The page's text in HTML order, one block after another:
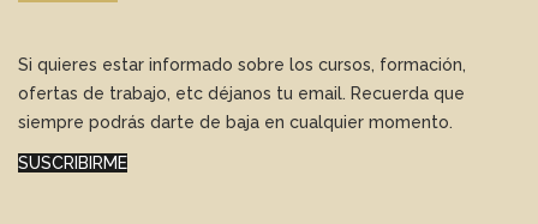
Si quieres estar informado sobre los cursos, formación,
ofertas de trabajo, etc déjanos tu email. Recuerda que
siempre podrás darte de baja en cualquier momento.
SUSCRIBIRME